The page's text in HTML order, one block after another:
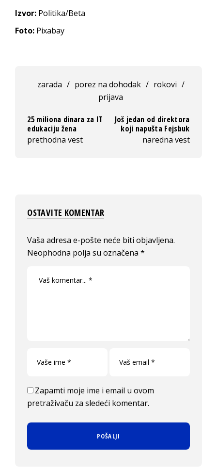
Izvor: Politika/Beta
Foto: Pixabay
zarada / porez na dohodak / rokovi /
prijava
25 miliona dinara za IT
edukaciju žena
prethodna vest
Još jedan od direktora
koji napušta Fejsbuk
naredna vest
OSTAVITE KOMENTAR
Vaša adresa e-pošte neće biti objavljena.
Neophodna polja su označena*
Zapamti moje ime i email u ovom
pretraživaču za sledeći komentar.